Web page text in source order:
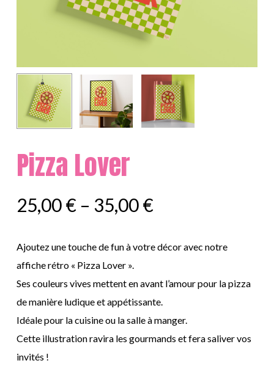
Pizza Lover
25,00€– 35,00€
Ajoutez une touche de fun à votre décor avec notre
affiche rétro « Pizza Lover ».
Ses couleurs vives mettent en avant l’amour pour la pizza
de manière ludique et appétissante.
Idéale pour la cuisine ou la salle à manger.
Cette illustration ravira les gourmands et fera saliver vos
invités !